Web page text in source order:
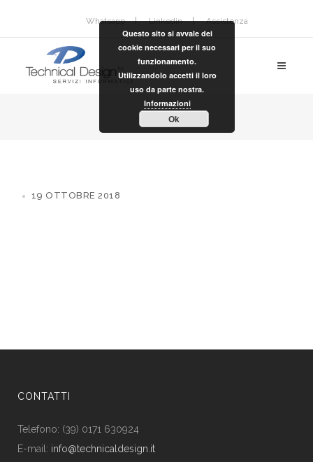
Whatsapp Linkedin Assistenza
19 OTTOBRE 2018
CONTATTI
Telefono: (39) 0171 630924
E-mail: info@technicaldesign.it
Questo sito si avvale dei
cookie necessari per il suo
funzionamento.
Utilizzandolo accetti il loro
uso da parte nostra.
Informazioni
Ok